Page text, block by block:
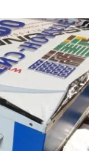
Подробней